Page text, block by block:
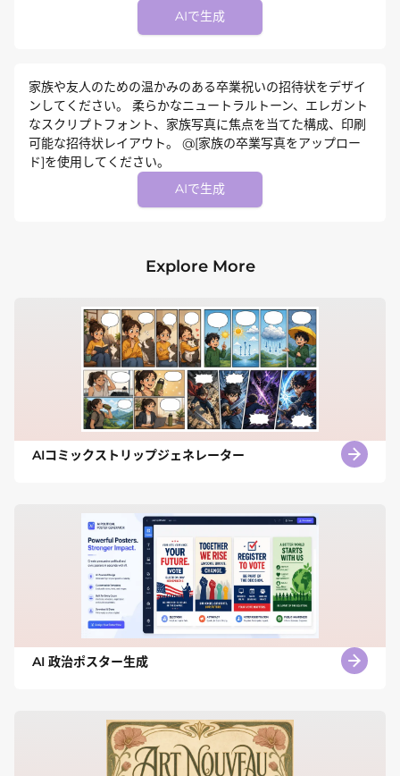
AIで生成
家族や友人のための温かみのある卒業祝いの招待状をデザイ
ンしてください。 柔らかなニュートラルトーン、エレガント
なスクリプトフォント、家族写真に焦点を当てた構成、印刷
可能な招待状レイアウト。 @[家族の卒業写真をアップロー
ド]を使用してください。
AIで生成
Explore More
AIコミックストリップジェネレーター
AI 政治ポスター生成